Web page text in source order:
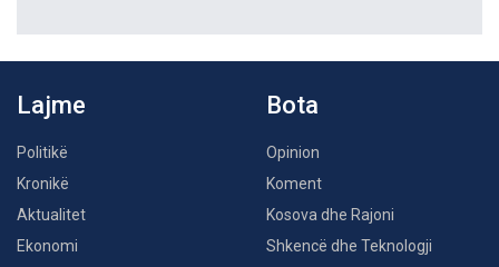
Lajme
Politikë
Kronikë
Aktualitet
Ekonomi
Bota
Opinion
Koment
Kosova dhe Rajoni
Shkencë dhe Teknologji